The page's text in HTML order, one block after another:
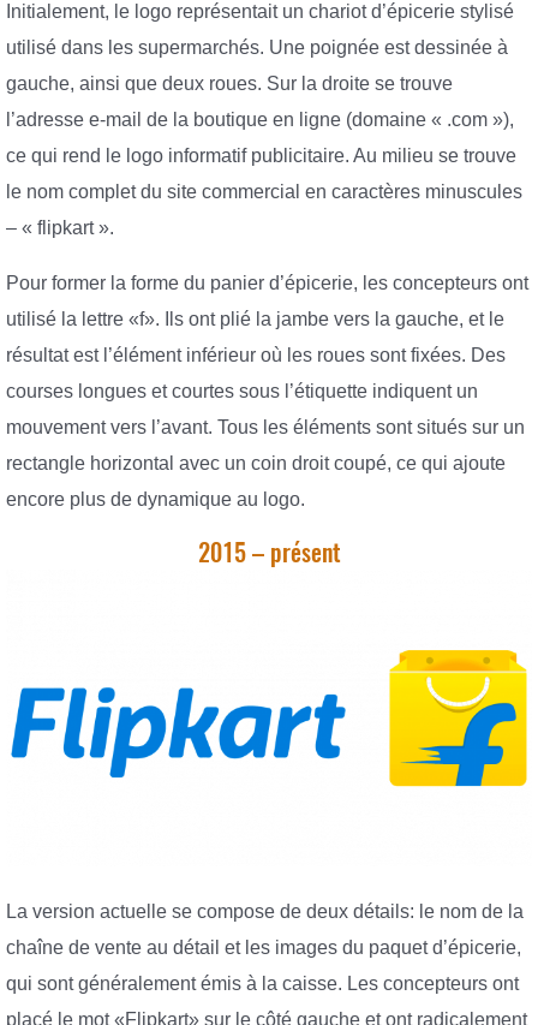
Initialement, le logo représentait un chariot d’épicerie stylisé
utilisé dans les supermarchés. Une poignée est dessinée à
gauche, ainsi que deux roues. Sur la droite se trouve
l’adresse e-mail de la boutique en ligne (domaine « .com »),
ce qui rend le logo informatif publicitaire. Au milieu se trouve
le nom complet du site commercial en caractères minuscules
– « flipkart ».
Pour former la forme du panier d’épicerie, les concepteurs ont
utilisé la lettre «f». Ils ont plié la jambe vers la gauche, et le
résultat est l’élément inférieur où les roues sont fixées. Des
courses longues et courtes sous l’étiquette indiquent un
mouvement vers l’avant. Tous les éléments sont situés sur un
rectangle horizontal avec un coin droit coupé, ce qui ajoute
encore plus de dynamique au logo.
2015 – présent
La version actuelle se compose de deux détails: le nom de la
chaîne de vente au détail et les images du paquet d’épicerie,
qui sont généralement émis à la caisse. Les concepteurs ont
placé le mot «Flipkart» sur le côté gauche et ont radicalement